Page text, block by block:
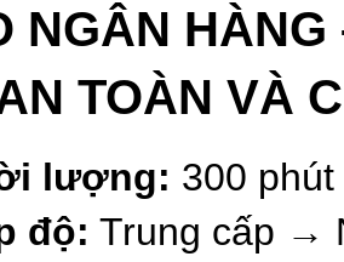
NGÂN
TOÀN VÀ
lượng: 300 phút
độ: Trung cấp →